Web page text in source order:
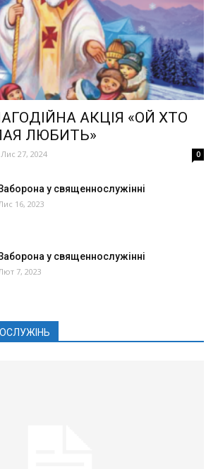
АКЦІЯ «ОЙ ХТО
ЛЮБИТЬ»
Лис 27, 2024 0
у священнослужінні
16, 2023
у священнослужінні
7, 2023